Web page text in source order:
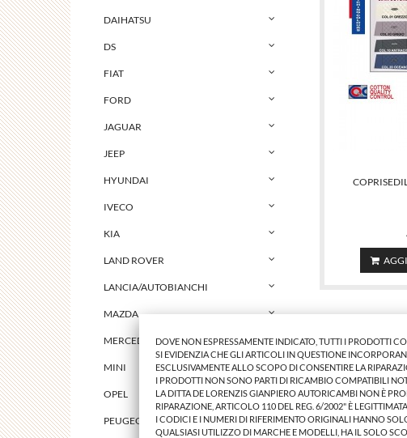
DAIHATSU
DS
FIAT
FORD
JAGUAR
JEEP
HYUNDAI
IVECO
KIA
LAND ROVER
LANCIA/AUTOBIANCHI
MAZDA
MERCEDES
MINI
OPEL
PEUGEOT
DOVE NON ESPRESSAMENTE INDICATO, TUTTI I PRODOTTI
SI EVIDENZIA CHE GLI ARTICOLI IN QUESTIONE
ESCLUSIVAMENTE ALLO SCOPO DI CONSENTIRE LA
I PRODOTTI NON SONO PARTI DI RICAMBIO COMPATIBILI
LA DITTA DE LORENZIS GIANPIERO AUTORICAMBI NON È
RIPARAZIONE, ARTICOLO 110 DEL REG. 6/2002" È
I CODICI E I NUMERI DI RIFERIMENTO ORIGINALI HANNO
QUALSIASI UTILIZZO DI MARCHE E MODELLI, HA IL SOLO